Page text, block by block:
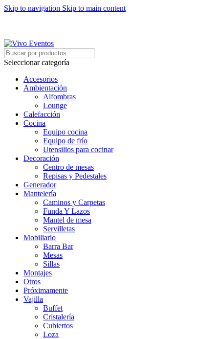
Skip to navigation Skip to main content
Seleccionar categoría
Accesorios
Ambientación
Alfombras
Lounge
Calefacción
Cocina
Equipo cocina
Equipo de frío
Utensilios para cocinar
Decoración
Centro de mesas
Repisas y Pedestales
Generador
Mantelería
Caminos y Carpetas
Funda Y Lazos
Mantel de mesa
Servilletas
Mobiliario
Barra Bar
Mesas
Sillas
Montajes
Otros
Próximamente
Vajilla
Buffet
Cristalería
Cubiertos
Loza